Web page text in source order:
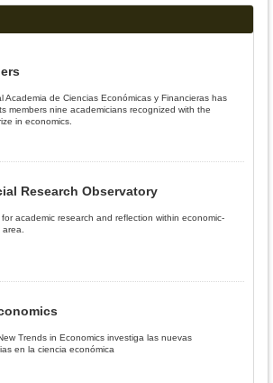
Academia de Ciencias Económicas y Financieras has
members nine academicians recognized with the
in economics.
Research Observatory
academic research and reflection within economic-
Trends in Economics investiga las nuevas
en la ciencia económica